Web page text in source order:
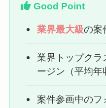
Good Point
業界最大級の案
業界トップクラ
ージン（平均年
案件参画中のフ